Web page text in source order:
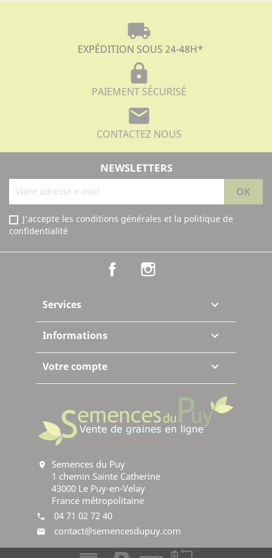
local_shipping
EXPÉDITION SOUS 24-48H*
lock
PAIEMENT SÉCURISÉ
mail
CONTACTEZ NOUS
NEWSLETTERS
J'accepte les conditions générales et la politique de
confidentialité
Facebook
Services 
Informations 
Votre compte 
location_on
Semences du Puy
1 chemin Sainte Catherine
43000 Le Puy-en-Velay
France métropolitaine
phone 04 71 02 72 40
mail contact@semencesdupuy.com